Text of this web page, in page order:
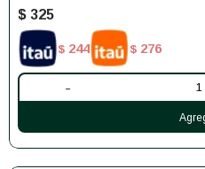
$ 325
$ 244 $ 276
-